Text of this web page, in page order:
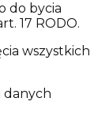
do bycia
17 RODO.
wszystkich
danych